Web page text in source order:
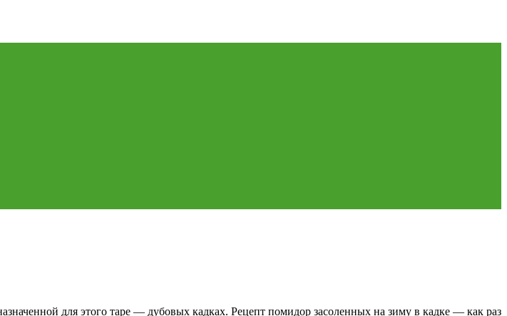
для этого таре — дубовых кадках. Рецепт помидор засоленных на зиму в кадке — как раз